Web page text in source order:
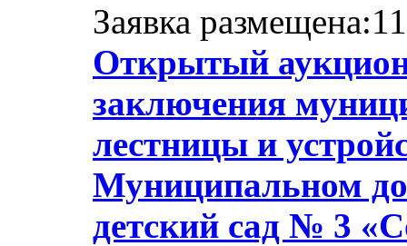
Заявка
Открытый
заключения
лестницы и
Муниципальном
детский сад № 3